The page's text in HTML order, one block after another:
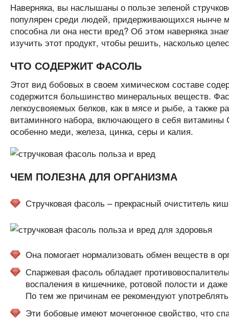
Наверняка, вы наслышаны о пользе зеленой
популярен среди людей, придерживающихся нынче
способна ли она нести вред? Об этом наверняка
изучить этот продукт, чтобы решить, насколько
ЧТО СОДЕРЖИТ ФАСОЛЬ
Этот вид бобовых в своем химическом составе
содержится большинство минеральных веществ.
легкоусвояемых белков, как в мясе и рыбе, а также
витаминного набора, включающего в себя
особенно меди, железа, цинка, серы и калия.
ЧЕМ ПОЛЕЗНА ДЛЯ ОРГАНИЗМА
Стручковая фасоль – прекрасный очиститель
Она помогает нормализовать обмен веществ в
Спаржевая фасоль обладает
воспаления в кишечнике, ротовой полости и
По тем же причинам ее рекомендуют
Эти бобовые имеют мочегонное свойство, что